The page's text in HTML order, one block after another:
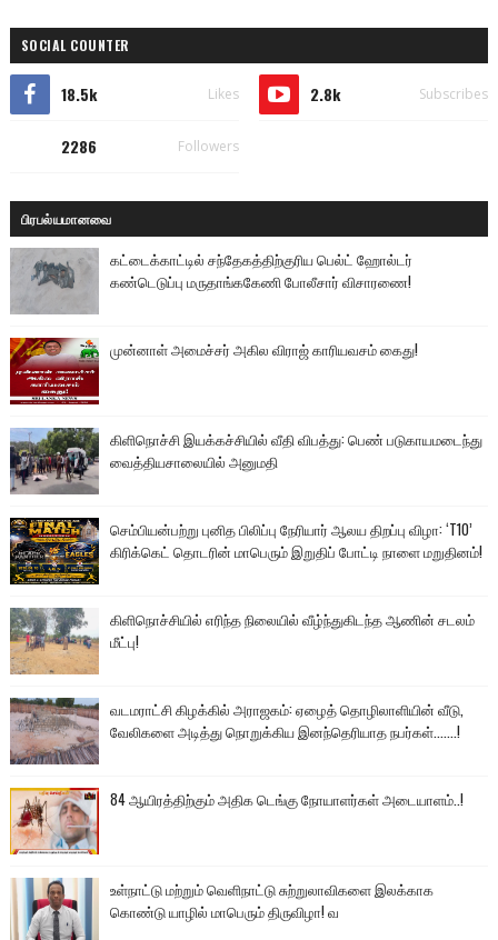
SOCIAL COUNTER
18.5k Likes 2.8k Subscribes
2286 Followers
பிரபல்யமானவை
கட்டைக்காட்டில் சந்தேகத்திற்குரிய பெல்ட் ஹோல்டர்
கண்டெடுப்பு மருதாங்ககேணி போலீசார் விசாரணை!
முன்னாள் அமைச்சர் அகில விராஜ் காரியவசம் கைது!
கிளிநொச்சி இயக்கச்சியில் வீதி விபத்து: பெண் படுகாயமடைந்து
வைத்தியசாலையில் அனுமதி
செம்பியன்பற்று புனித பிலிப்பு நேரியார் ஆலய திறப்பு விழா: ‘T10’
கிரிக்கெட் தொடரின் மாபெரும் இறுதிப் போட்டி நாளை மறுதினம்!
கிளிநொச்சியில் எரிந்த நிலையில் வீழ்ந்துகிடந்த ஆணின் சடலம்
மீட்பு!
வடமராட்சி கிழக்கில் அராஜகம்: ஏழைத் தொழிலாளியின் வீடு,
வேலிகளை அடித்து நொறுக்கிய இனந்தெரியாத நபர்கள்.......!
84 ஆயிரத்திற்கும் அதிக டெங்கு நோயாளர்கள் அடையாளம்..!
உள்நாட்டு மற்றும் வெளிநாட்டு சுற்றுலாவிகளை இலக்காக
கொண்டு யாழில் மாபெரும் திருவிழா! வ